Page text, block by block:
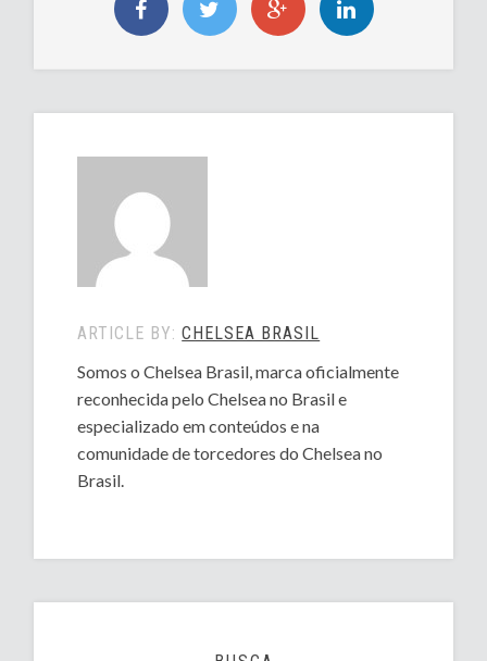
ARTICLE BY:CHELSEA BRASIL
Somos o Chelsea Brasil, marca oficialmente
reconhecida pelo Chelsea no Brasil e
especializado em conteúdos e na
comunidade de torcedores do Chelsea no
Brasil.